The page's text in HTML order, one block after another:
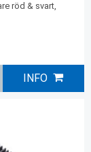
röd & svart,
favoriter
INFO